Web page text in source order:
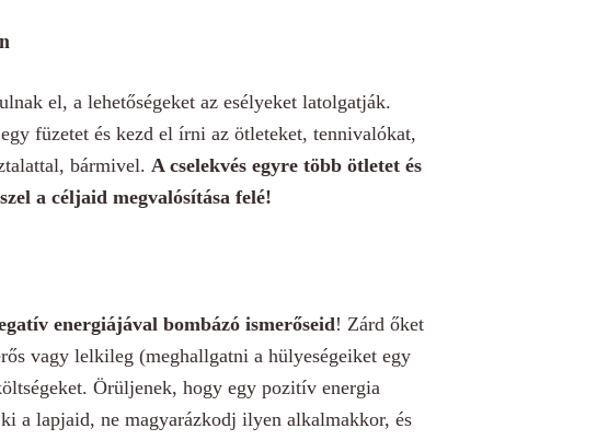
el, a lehetőségeket az esélyeket latolgatják.
füzetet és kezd el írni az ötleteket, tennivalókat,
bármivel. A cselekvés egyre több ötletet és
a céljaid megvalósítása felé!
energiájával bombázó ismerőseid! Zárd őket
vagy lelkileg (meghallgatni a hülyeségeiket egy
Örüljenek, hogy egy pozitív energia
a lapjaid, ne magyarázkodj ilyen alkalmakkor, és